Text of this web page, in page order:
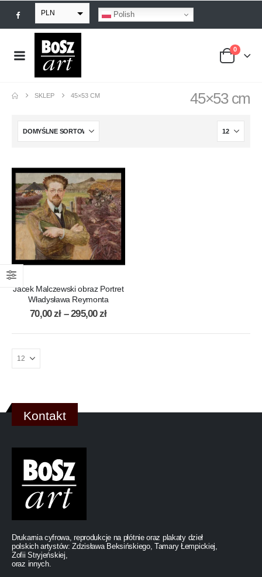
PLN
EUR
USD
Polish
0
45×53 cm
SKLEP 45×53 CM
Jacek Malczewski obraz Portret
Władysława Reymonta
70,00zł – 295,00zł
Kontakt
Drukarnia cyfrowa, reprodukcje na płótnie oraz plakaty dzieł
polskich artystów: Zdzisława Beksińskiego, Tamary Łempickiej,
Zofii Stryjeńskiej,
oraz innych.